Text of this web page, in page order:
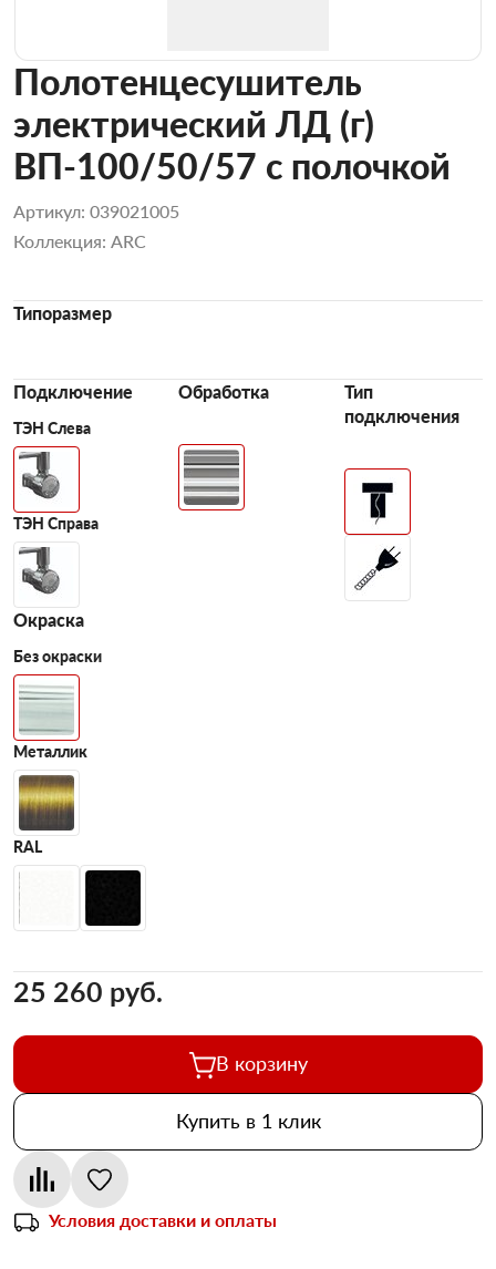
Полотенцесушитель
электрический ЛД (г)
ВП-100/50/57 с полочкой
Артикул: 039021005
Коллекция: ARC
Типоразмер
Подключение
ТЭН Слева
ТЭН Справа
Обработка
Тип
подключения
Окраска
Без окраски
Металлик
RAL
25 260 pуб.
В корзину
Купить в 1 клик
Условия доставки и оплаты